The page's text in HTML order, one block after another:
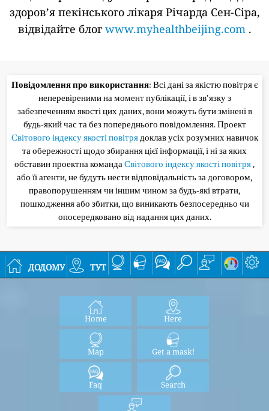
здоров’я пекінського лікаря Річарда Сен-Сіра,
відвідайте блог www.myhealthbeijing.com.
Повідомлення про використання: Всі дані за якістю повітря є
неперевіреними на момент публікації, і в зв'язку з
забезпеченням якості цих даних, вони можуть бути змінені в
будь-який час та без попереднього повідомлення. Проект
Світового індексу якості повітрядоклав усіх розумних навичок
та обережності щодо збирання цієї інформації, і ні за яких
обставин проектна командаСвітового індексу якості повітря,
або її агенти, не будуть нести відповідальність за договором,
правопорушенням чи іншим чином за будь-які втрати,
пошкодження або збитки, що виникають безпосередньо чи
опосередковано від надання цих даних.
додому тут
Home Here
Map Get a mask!
Faq Search